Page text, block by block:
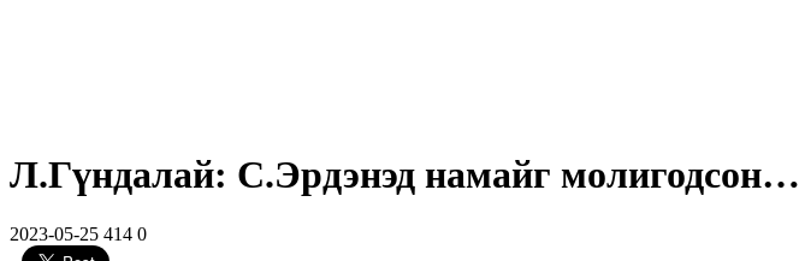
Л.Гүндалай: С.Эрдэнэд намайг молигодсон…
2023-05-25 414 0